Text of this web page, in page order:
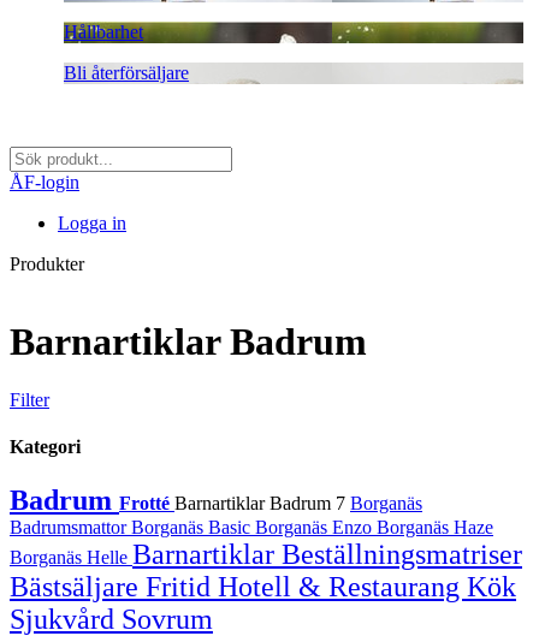
Hållbarhet
Bli återförsäljare
ÅF-login
Logga in
Produkter
Barnartiklar Badrum
Filter
Kategori
Badrum Frotté Barnartiklar Badrum 7 Borganäs
BadrumsmattorBorganäs Basic Borganäs Enzo Borganäs Haze
Borganäs Helle Barnartiklar Beställningsmatriser
Bästsäljare Fritid Hotell & Restaurang Kök
Sjukvård Sovrum